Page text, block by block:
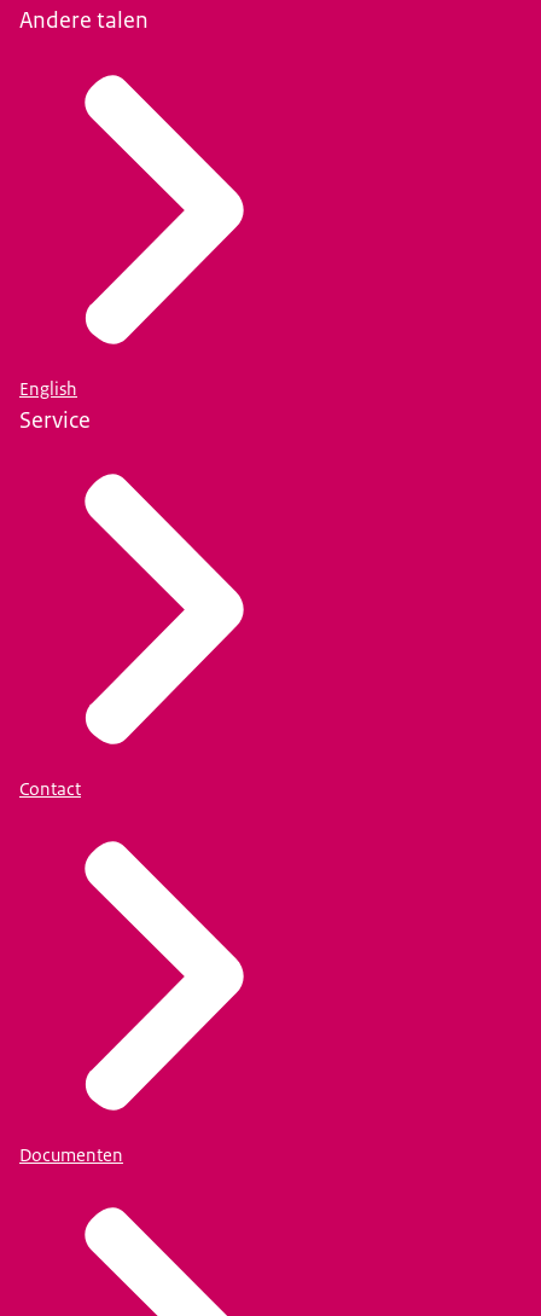
Andere talen
English
Service
Contact
Documenten